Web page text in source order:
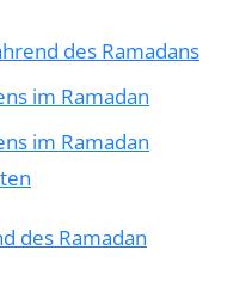
des Ramadans
im Ramadan
im Ramadan
des Ramadan